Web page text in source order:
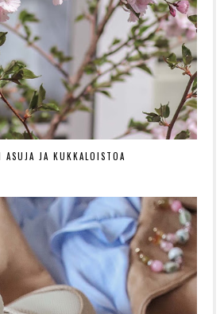
ASUJA JA KUKKALOISTOA